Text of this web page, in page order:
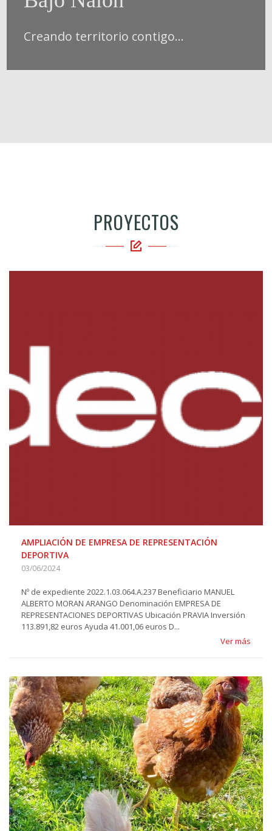
Creando territorio contigo...
PROYECTOS
AMPLIACIÓN DE EMPRESA DE REPRESENTACIÓN
DEPORTIVA
03/06/2024
Nº de expediente 2022.1.03.064.A.237 Beneficiario MANUEL
ALBERTO MORAN ARANGO Denominación EMPRESA DE
REPRESENTACIONES DEPORTIVAS Ubicación PRAVIA Inversión
113.891,82 euros Ayuda 41.001,06 euros D...
Ver más